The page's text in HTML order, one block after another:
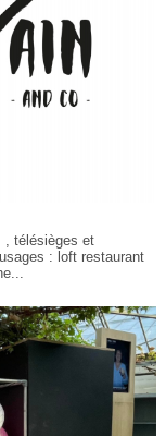
, télésièges et
: loft restaurant